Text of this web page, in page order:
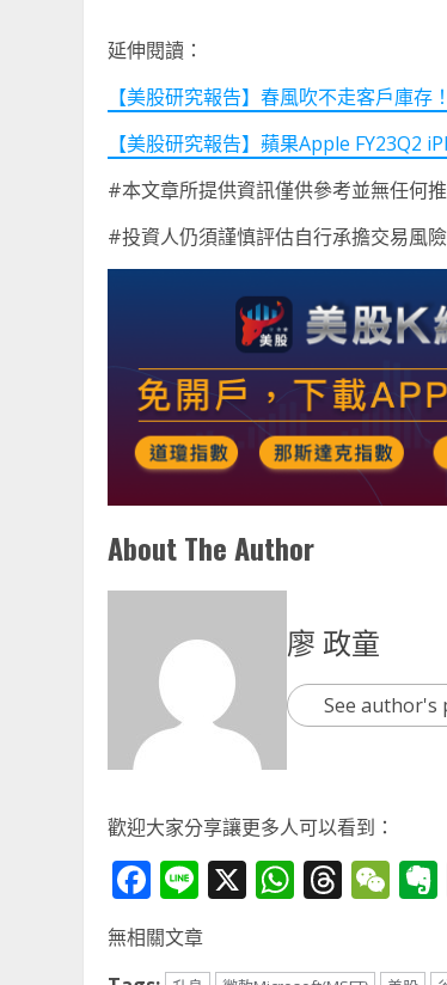
延伸閱讀：
【美股研究報告】春風吹不走客戶庫
【美股研究報告】蘋果Apple FY23Q2
#本文章所提供資訊僅供參考並無任何
#投資人仍須謹慎評估自行承擔交易風險
About The Author
廖 政童
See author's
歡迎大家分享讓更多人可以看到：
Facebook
Line
X
無相關文章